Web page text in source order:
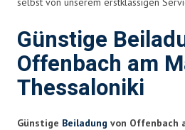
Günstige
Offenbach am
Thessaloniki
Günstige Beiladung von Offenbach